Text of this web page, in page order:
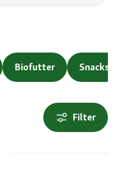
Biofutter Snacks
Filter